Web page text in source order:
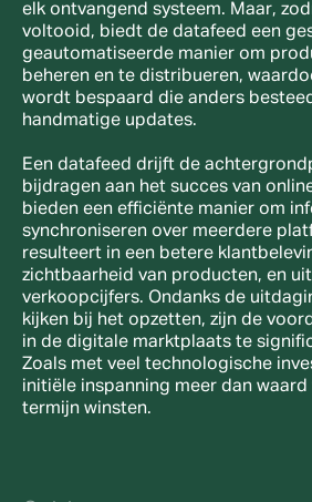
elk ontvangend systeem. Maar,
voltooid, biedt de datafeed een
geautomatiseerde manier om
beheren en te distribueren,
wordt bespaard die anders
handmatige updates.
Een datafeed drijft de
bijdragen aan het succes van
bieden een efficiënte manier om
synchroniseren over meerdere
resulteert in een betere
zichtbaarheid van producten, en
verkoopcijfers. Ondanks de
kijken bij het opzetten, zijn de
in de digitale marktplaats te
Zoals met veel technologische
initiële inspanning meer dan
termijn winsten.